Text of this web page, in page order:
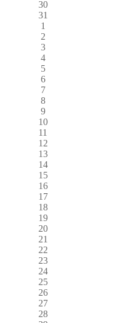
30
31
1
2
3
4
5
6
7
8
9
10
11
12
13
14
15
16
17
18
19
20
21
22
23
24
25
26
27
28